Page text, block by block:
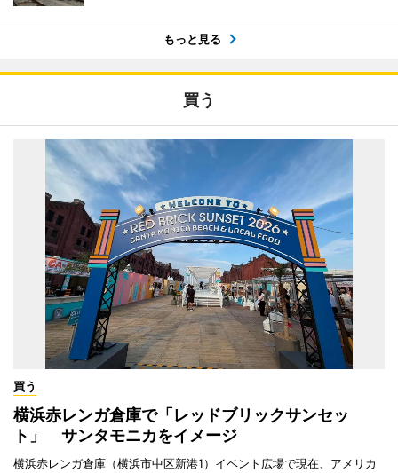
もっと見る
買う
買う
横浜赤レンガ倉庫で「レッドブリックサンセッ
ト」 サンタモニカをイメージ
横浜赤レンガ倉庫（横浜市中区新港1）イベント広場で現在、アメリカ